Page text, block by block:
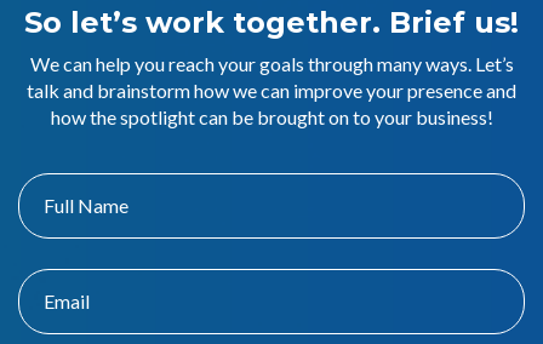
So let’s work together. Brief us!
We can help you reach your goals through many ways. Let’s
talk and brainstorm how we can improve your presence and
how the spotlight can be brought on to your business!